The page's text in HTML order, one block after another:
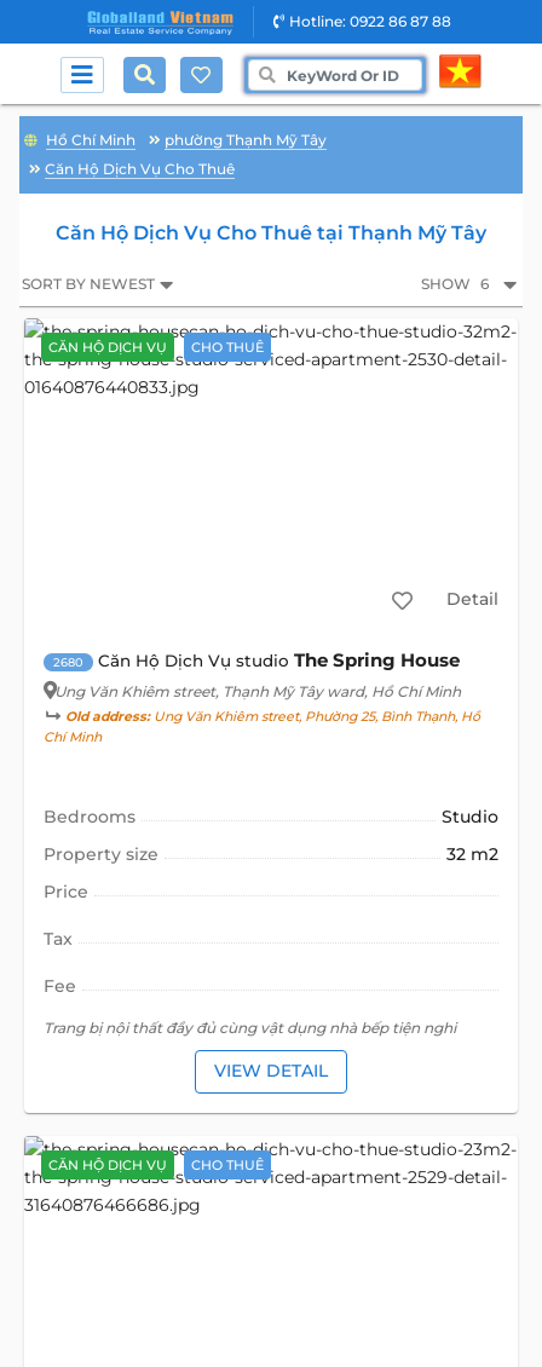
Hotline: 0922 86 87 88
Hồ Chí Minh
phường Thạnh Mỹ Tây
Căn Hộ Dịch Vụ Cho Thuê
Căn Hộ Dịch Vụ Cho Thuê tại Thạnh Mỹ Tây
SORT BY NEWEST SHOW 6
CĂN HỘ DỊCH VỤ CHO THUÊ
Detail
2680 Căn Hộ Dịch Vụ studio The Spring House
Ung Văn Khiêm street, Thạnh Mỹ Tây ward, Hồ Chí Minh
Old address:Ung Văn Khiêm street, Phường 25, Bình Thạnh, Hồ
Chí Minh
Bedrooms
Studio
Property size
32 m2
Price
Tax
Fee
Trang bị nội thất đầy đủ cùng vật dụng nhà bếp tiện nghi
VIEW DETAIL
CĂN HỘ DỊCH VỤ CHO THUÊ